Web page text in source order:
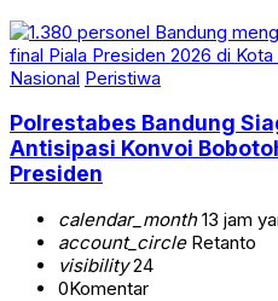
Nasional Peristiwa
Polrestabes Bandung
Antisipasi Konvoi
Presiden
calendar_month13 jam
account_circleRetanto
visibility24
0Komentar